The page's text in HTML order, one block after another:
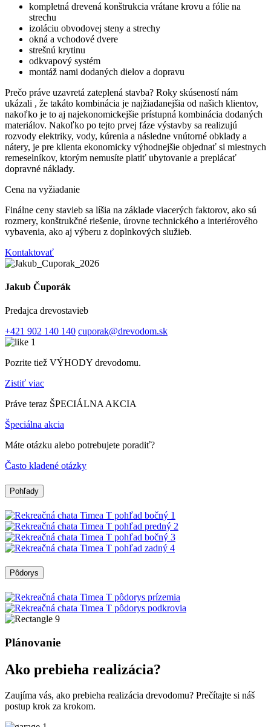
kompletná drevená konštrukcia vrátane krovu a fólie na
strechu
izoláciu obvodovej steny a strechy
okná a vchodové dvere
strešnú krytinu
odkvapový systém
montáž nami dodaných dielov a dopravu
Prečo práve uzavretá zateplená stavba? Roky skúseností nám
ukázali , že takáto kombinácia je najžiadanejšia od našich klientov,
nakoľko je to aj najekonomickejšie prístupná kombinácia dodaných
materiálov. Nakoľko po tejto prvej fáze výstavby sa realizujú
rozvody elektriky, vody, kúrenia a následne vnútorné obklady a
nátery, je pre klienta ekonomicky výhodnejšie objednať si miestnych
remeselníkov, ktorým nemusíte platiť ubytovanie a preplácať
dopravné náklady.
Cena na vyžiadanie
Finálne ceny stavieb sa líšia na základe viacerých faktorov, ako sú
rozmery, konštrukčné riešenie, úrovne technického a interiérového
vybavenia, ako aj výberu z doplnkových služieb.
Kontaktovať
Jakub Čuporák
Predajca drevostavieb
+421 902 140 140 cuporak@drevodom.sk
Pozrite tiež VÝHODY drevodomu.
Zistiť viac
Práve teraz ŠPECIÁLNA AKCIA
Špeciálna akcia
Máte otázku alebo potrebujete poradiť?
Často kladené otázky
Pohľady
Pôdorys
Plánovanie
Ako prebieha realizácia?
Zaujíma vás, ako prebieha realizácia drevodomu? Prečítajte si náš
postup krok za krokom.